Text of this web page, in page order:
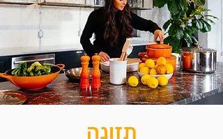
מדידת RMR פשוט מטופשת,
אז תפסיקו לנסות!
תזונה